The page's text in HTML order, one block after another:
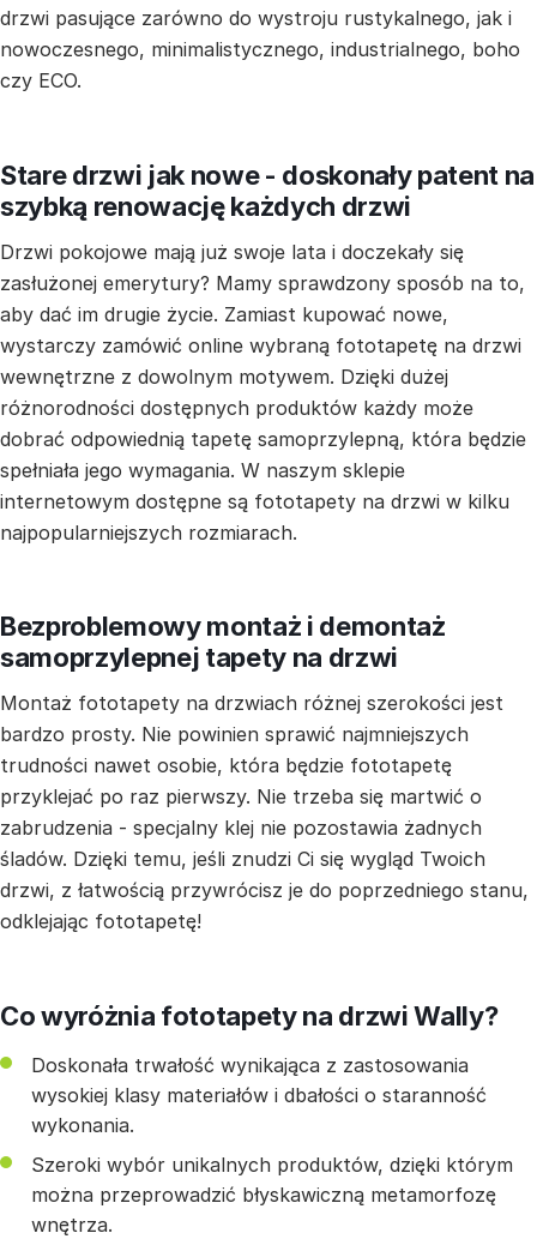
drzwi pasujące zarówno do wystroju rustykalnego, jak i
nowoczesnego, minimalistycznego, industrialnego, boho
czy ECO.
Stare drzwi jak nowe - doskonały patent na
szybką renowację każdych drzwi
Drzwi pokojowe mają już swoje lata i doczekały się
zasłużonej emerytury? Mamy sprawdzony sposób na to,
aby dać im drugie życie. Zamiast kupować nowe,
wystarczy zamówić online wybraną fototapetę na drzwi
wewnętrzne z dowolnym motywem. Dzięki dużej
różnorodności dostępnych produktów każdy może
dobrać odpowiednią tapetę samoprzylepną, która będzie
spełniała jego wymagania. W naszym sklepie
internetowym dostępne są fototapety na drzwi w kilku
najpopularniejszych rozmiarach.
Bezproblemowy montaż i demontaż
samoprzylepnej tapety na drzwi
Montaż fototapety na drzwiach różnej szerokości jest
bardzo prosty. Nie powinien sprawić najmniejszych
trudności nawet osobie, która będzie fototapetę
przyklejać po raz pierwszy. Nie trzeba się martwić o
zabrudzenia - specjalny klej nie pozostawia żadnych
śladów. Dzięki temu, jeśli znudzi Ci się wygląd Twoich
drzwi, z łatwością przywrócisz je do poprzedniego stanu,
odklejając fototapetę!
Co wyróżnia fototapety na drzwi Wally?
Doskonała trwałość wynikająca z zastosowania
wysokiej klasy materiałów i dbałości o staranność
wykonania.
Szeroki wybór unikalnych produktów, dzięki którym
można przeprowadzić błyskawiczną metamorfozę
wnętrza.